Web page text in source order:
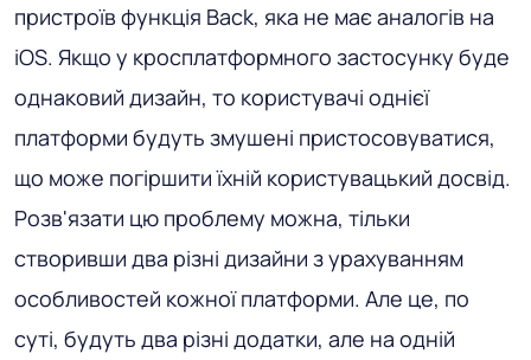
пристроїв функція Back, яка не має аналогів на
iOS. Якщо у кросплатформного застосунку буде
однаковий дизайн, то користувачі однієї
платформи будуть змушені пристосовуватися,
що може погіршити їхній користувацький досвід.
Розв'язати цю проблему можна, тільки
створивши два різні дизайни з урахуванням
особливостей кожної платформи. Але це, по
суті, будуть два різні додатки, але на одній